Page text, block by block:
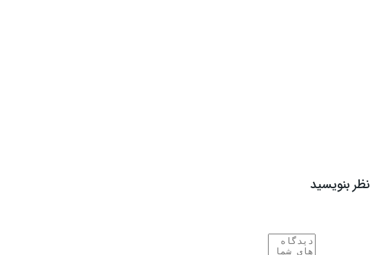
نظر بنویسید